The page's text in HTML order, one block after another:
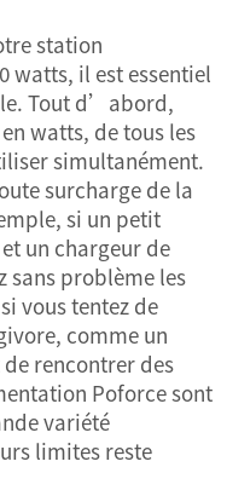
station
il est essentiel
Tout d’abord,
watts, de tous les
simultanément.
surcharge de la
si un petit
un chargeur de
sans problème les
vous tentez de
comme un
rencontrer des
Poforce sont
variété
limites reste